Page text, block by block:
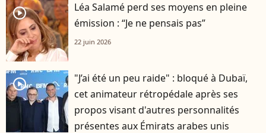
player2
Léa Salamé perd ses moyens en pleine
émission : “Je ne pensais pas”
22 juin 2026
player2
"J’ai été un peu raide" : bloqué à Dubaï,
cet animateur rétropédale après ses
propos visant d'autres personnalités
présentes aux Émirats arabes unis